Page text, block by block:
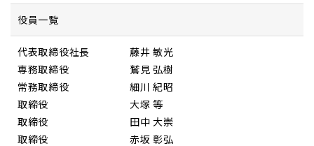
役員一覧
代表取締役社長
藤井 敏光
専務取締役
鷲見 弘樹
常務取締役
細川 紀昭
取締役
大塚 等
取締役
田中 大崇
取締役
赤坂 彰弘